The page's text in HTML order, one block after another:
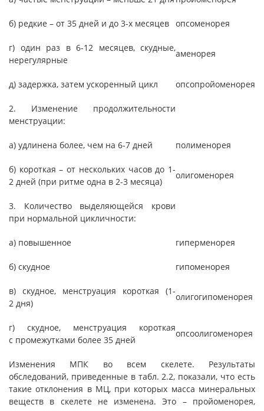
б) редкие – от 35 дней и до 3-х месяцев опсоменорея
г) один раз в 6-12 месяцев, скудные,
нерегулярные
аменорея
д) задержка, затем ускоренный цикл опсопройоменорея
2. Изменение продолжительности
менструации:
а) удлинена более, чем на 6-7 дней полименорея
б) короткая – от нескольких часов до 1-
2 дней (при ритме одна в 2-3 месяца)
олигоменорея
3. Количество выделяющейся крови
при нормальной цикличности:
а) повышенное гиперменорея
б) скудное гипоменорея
в) скудное, менструация короткая (1-
2 дня)
олигогипоменорея
г) скудное, менструация короткая
с промежутками более 35 дней
опсоолигоменорея
Изменения МПК во всем скелете. Результаты
обследований, приведенные в табл. 2.2, показали, что есть
такие отклонения в МЦ, при которых масса минеральных
веществ в скелете не изменена. Это – пройоменорея,